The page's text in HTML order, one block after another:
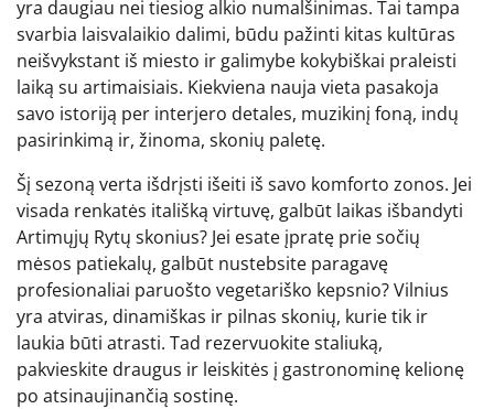
yra daugiau nei tiesiog alkio numalšinimas. Tai tampa
svarbia laisvalaikio dalimi, būdu pažinti kitas kultūras
neišvykstant iš miesto ir galimybe kokybiškai praleisti
laiką su artimaisiais. Kiekviena nauja vieta pasakoja
savo istoriją per interjero detales, muzikinį foną, indų
pasirinkimą ir, žinoma, skonių paletę.
Šį sezoną verta išdrįsti išeiti iš savo komforto zonos. Jei
visada renkatės itališką virtuvę, galbūt laikas išbandyti
Artimųjų Rytų skonius? Jei esate įpratę prie sočių
mėsos patiekalų, galbūt nustebsite paragavę
profesionaliai paruošto vegetariško kepsnio? Vilnius
yra atviras, dinamiškas ir pilnas skonių, kurie tik ir
laukia būti atrasti. Tad rezervuokite staliuką,
pakvieskite draugus ir leiskitės į gastronominę kelionę
po atsinaujinančią sostinę.